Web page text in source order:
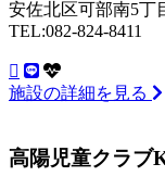
安佐北区可部南5丁
TEL:082-824-8411
施設の詳細を見る
高陽児童クラブ